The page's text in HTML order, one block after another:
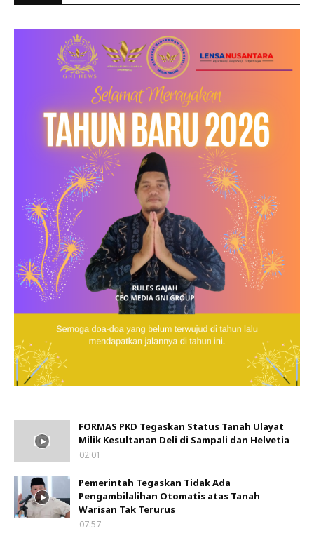
FORMAS PKD Tegaskan Status Tanah Ulayat
Milik Kesultanan Deli di Sampali dan Helvetia
02:01
Pemerintah Tegaskan Tidak Ada
Pengambilalihan Otomatis atas Tanah
Warisan Tak Terurus
07:57